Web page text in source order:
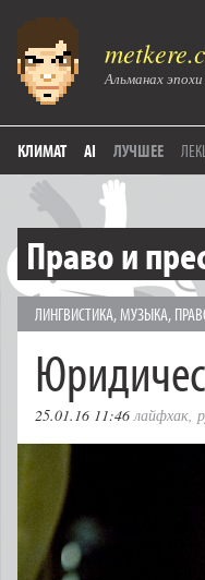
Альманах
КЛИМАТ AI ЛУЧШЕЕ
Право и
ЛИНГВИСТИКА,МУЗЫКА,
25.01.16 11:46 лайфхак,